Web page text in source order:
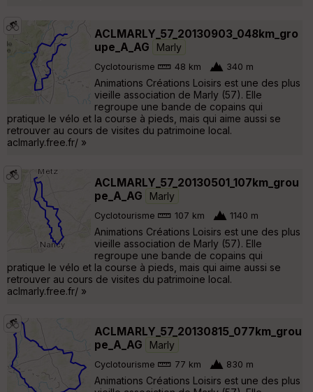
ACLMARLY_57_20130903_048km_gro
upe_A_AG
Marly
Cyclotourisme 48 km 340 m
Animations Créations Loisirs est une des plus
vieille association de Marly (57). Elle
regroupe une bande de copains qui
pratique le vélo et la course à pieds, mais qui aime aussi se
retrouver au cours de visites du patrimoine local.
aclmarly.free.fr/ »
ACLMARLY_57_20130501_107km_grou
pe_A_AG
Marly
Cyclotourisme 107 km 1140 m
Animations Créations Loisirs est une des plus
vieille association de Marly (57). Elle
regroupe une bande de copains qui
pratique le vélo et la course à pieds, mais qui aime aussi se
retrouver au cours de visites du patrimoine local.
aclmarly.free.fr/ »
ACLMARLY_57_20130815_077km_grou
pe_A_AG
Marly
Cyclotourisme 77 km 830 m
Animations Créations Loisirs est une des plus